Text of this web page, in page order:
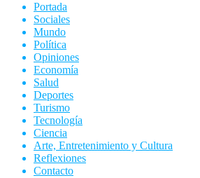
Portada
Sociales
Mundo
Política
Opiniones
Economía
Salud
Deportes
Turismo
Tecnología
Ciencia
Arte, Entretenimiento y Cultura
Reflexiones
Contacto